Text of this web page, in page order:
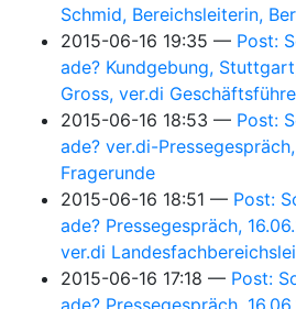
Schmid, Bereichsleiterin,
2015-06-16 19:35
Post:
ade? Kundgebung,
Gross, ver.di
2015-06-16 18:53
Post:
ade? ver.di-
Fragerunde
2015-06-16 18:51
Post:
ade? Pressegespräch,
ver.di
2015-06-16 17:18
Post:
ade? Pressegespräch,